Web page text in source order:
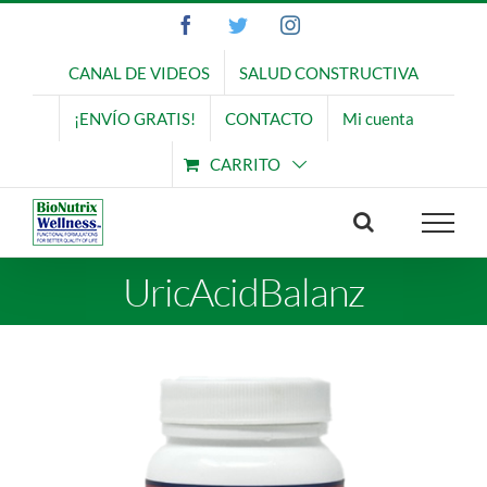
contenido
FacebookTwitterInstagram
CANAL DE VIDEOS SALUD CONSTRUCTIVA
¡ENVÍO GRATIS! CONTACTO Mi cuenta
CARRITO
UricAcidBalanz